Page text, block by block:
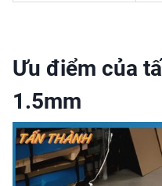
Ưu điểm của
1.5mm